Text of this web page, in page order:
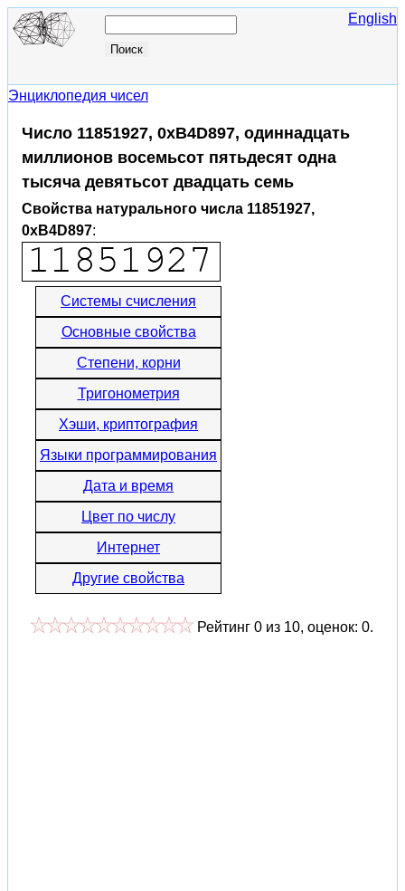
English
Энциклопедия чисел
Число 11851927, 0xB4D897, одиннадцать
миллионов восемьсот пятьдесят одна
тысяча девятьсот двадцать семь
Свойства натурального числа 11851927,
0xB4D897:
Системы счисления
Основные свойства
Степени, корни
Тригонометрия
Хэши, криптография
Языки программирования
Дата и время
Цвет по числу
Интернет
Другие свойства
Рейтинг 0 из 10, оценок: 0.